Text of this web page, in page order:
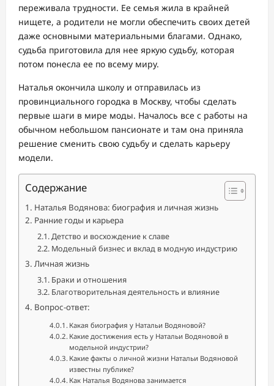
переживала трудности. Ее семья жила в крайней
нищете, а родители не могли обеспечить своих детей
даже основными материальными благами. Однако,
судьба приготовила для нее яркую судьбу, которая
потом понесла ее по всему миру.
Наталья окончила школу и отправилась из
провинциального городка в Москву, чтобы сделать
первые шаги в мире моды. Началось все с работы на
обычном небольшом пансионате и там она приняла
решение сменить свою судьбу и сделать карьеру
модели.
Содержание
Наталья Водянова: биография и личная жизнь
Ранние годы и карьера
Детство и восхождение к славе
Модельный бизнес и вклад в модную индустрию
Личная жизнь
Браки и отношения
Благотворительная деятельность и влияние
Вопрос-ответ:
Какая биография у Натальи Водяновой?
Какие достижения есть у Натальи Водяновой в
модельной индустрии?
Какие факты о личной жизни Натальи Водяновой
известны публике?
Как Наталья Водянова занимается